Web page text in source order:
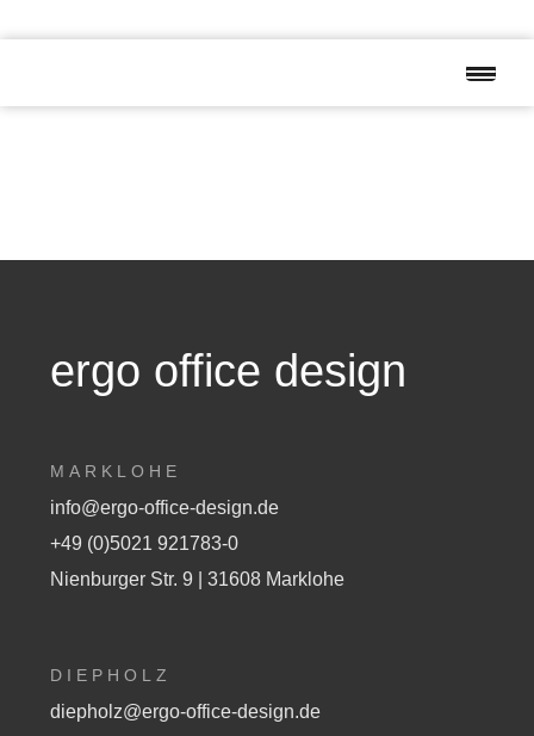
ergo office design
MARKLOHE
info@ergo-office-design.de
+49 (0)5021 921783-0
Nienburger Str. 9 | 31608 Marklohe
DIEPHOLZ
diepholz@ergo-office-design.de